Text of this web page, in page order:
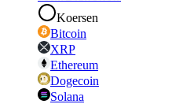
Koersen
Bitcoin
XRP
Ethereum
Dogecoin
Solana